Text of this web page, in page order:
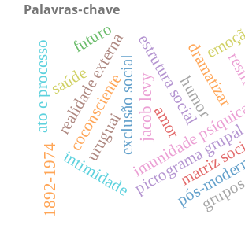
Palavras-chave
exclusão socialimunidade
pictograma
dramatizar
matriz
realidade externaestrutura social
amor
intimidade pós-
saúde
coconsciente
ato e processo
uruguai jacob levy
1892-1974
humor
futuro